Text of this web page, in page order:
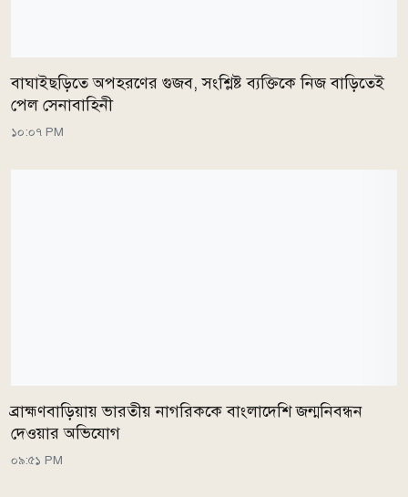
বাঘাইছড়িতে অপহরণের গুজব, সংশ্লিষ্ট ব্যক্তিকে নিজ বাড়িতেই
পেল সেনাবাহিনী
১০:০৭ PM
ব্রাহ্মণবাড়িয়ায় ভারতীয় নাগরিককে বাংলাদেশি জন্মনিবন্ধন
দেওয়ার অভিযোগ
০৯:৫১ PM